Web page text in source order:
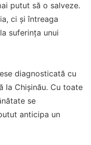
putut să o salveze.
ci și întreaga
suferința unui
diagnosticată cu
la Chișinău. Cu toate
se
anticipa un